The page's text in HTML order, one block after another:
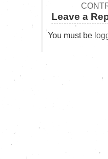
Leave a
You must be